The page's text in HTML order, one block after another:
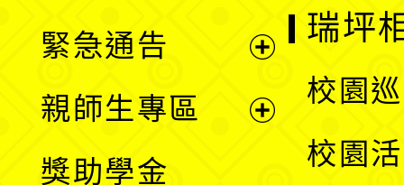
單
選
單
緊急通告
親師生專區
獎助學金
瑞坪
校園
校園